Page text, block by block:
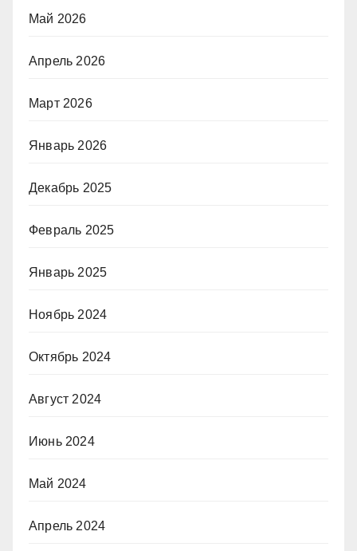
Май 2026
Апрель 2026
Март 2026
Январь 2026
Декабрь 2025
Февраль 2025
Январь 2025
Ноябрь 2024
Октябрь 2024
Август 2024
Июнь 2024
Май 2024
Апрель 2024